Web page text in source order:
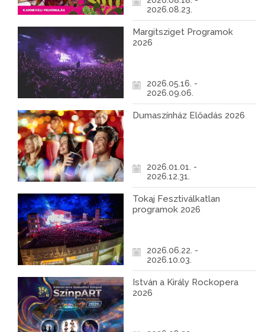
2026.08.23.
Margitsziget Programok
2026
2026.05.16. -
2026.09.06.
Dumaszínház Előadás 2026
2026.01.01. -
2026.12.31.
Tokaj Fesztiválkatlan
programok 2026
2026.06.22. -
2026.10.03.
István a Király Rockopera
2026